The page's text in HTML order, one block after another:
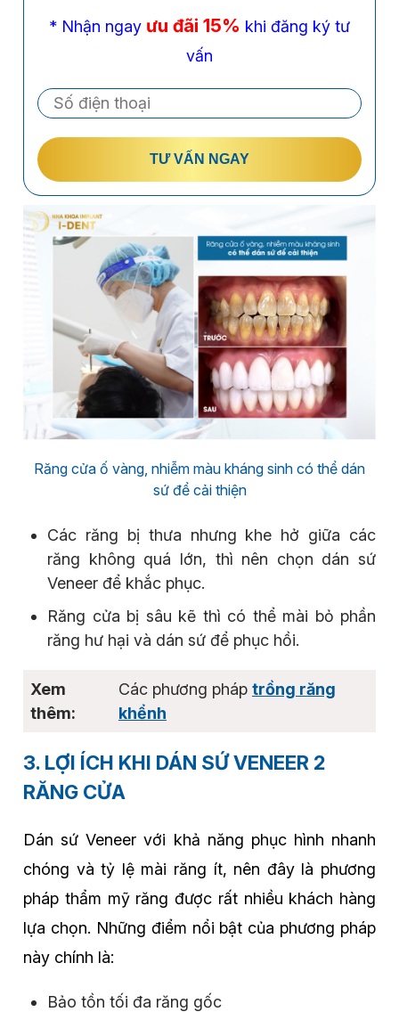
* Nhận ngay ưu đãi 15% khi đăng ký tư
vấn
TƯ VẤN NGAY
Răng cửa ố vàng, nhiễm màu kháng sinh có thể dán
sứ để cải thiện
Các răng bị thưa nhưng khe hở giữa các
răng không quá lớn, thì nên chọn dán sứ
Veneer để khắc phục.
Răng cửa bị sâu kẽ thì có thể mài bỏ phần
răng hư hại và dán sứ để phục hồi.
Các phương pháp trồng răng
khểnh
3. LỢI ÍCH KHI DÁN SỨ VENEER 2
RĂNG CỬA
Dán sứ Veneer với khả năng phục hình nhanh
chóng và tỷ lệ mài răng ít, nên đây là phương
pháp thẩm mỹ răng được rất nhiều khách hàng
lựa chọn. Những điểm nổi bật của phương pháp
này chính là:
Bảo tồn tối đa răng gốc